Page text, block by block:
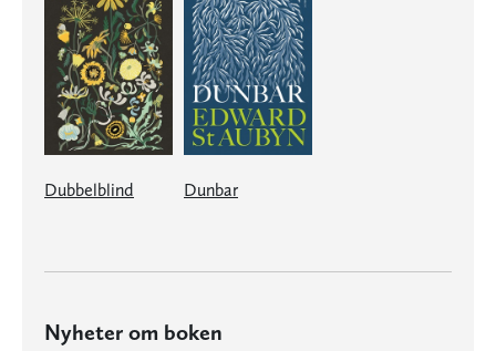
Dubbelblind Dunbar
Nyheter om boken